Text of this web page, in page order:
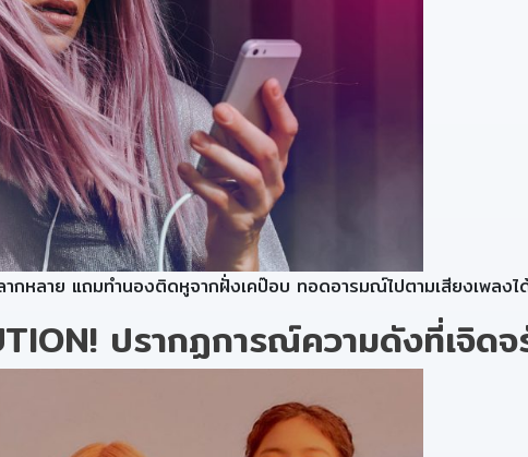
หลาย แถมทำนองติดหูจากฝั่งเคป๊อบ ทอดอารมณ์ไปตามเสียงเพลง
ปรากฏการณ์ความดังที่เจิด